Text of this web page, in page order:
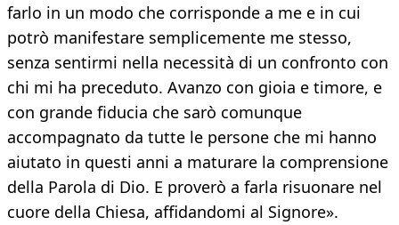
farlo in un modo che corrisponde a me e in cui
potrò manifestare semplicemente me stesso,
senza sentirmi nella necessità di un confronto con
chi mi ha preceduto. Avanzo con gioia e timore, e
con grande fiducia che sarò comunque
accompagnato da tutte le persone che mi hanno
aiutato in questi anni a maturare la comprensione
della Parola di Dio. E proverò a farla risuonare nel
cuore della Chiesa, affidandomi al Signore».